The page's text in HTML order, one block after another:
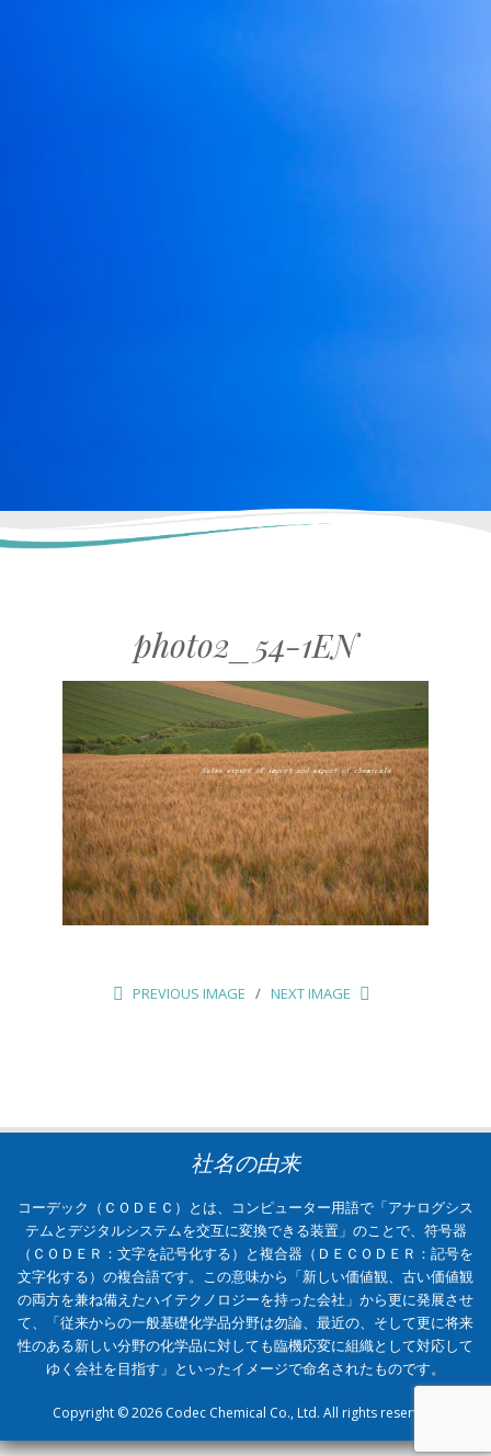
photo2_54-1EN
PREVIOUS IMAGE NEXT IMAGE
社名の由来
コーデック（ＣＯＤＥＣ）とは、コンピューター用語で「アナログシス
テムとデジタルシステムを交互に変換できる装置」のことで、符号器
（ＣＯＤＥＲ：文字を記号化する）と複合器（ＤＥＣＯＤＥＲ：記号を
文字化する）の複合語です。この意味から「新しい価値観、古い価値観
の両方を兼ね備えたハイテクノロジーを持った会社」から更に発展させ
て、「従来からの一般基礎化学品分野は勿論、最近の、そして更に将来
性のある新しい分野の化学品に対しても臨機応変に組織として対応して
ゆく会社を目指す」といったイメージで命名されたものです。
Copyright © 2026 Codec Chemical Co., Ltd. All rights reserved.